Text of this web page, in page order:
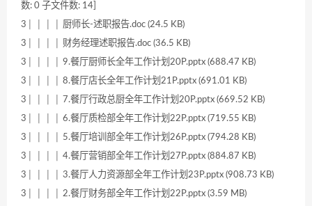
数: 0 子文件数: 14]
3│ │ │ │ 厨师长-述职报告.doc (24.5 KB)
3│ │ │ │ 财务经理述职报告.doc (36.5 KB)
3│ │ │ │ 9.餐厅厨师长全年工作计划20P.pptx (688.47 KB)
3│ │ │ │ 8.餐厅店长全年工作计划21P.pptx (691.01 KB)
3│ │ │ │ 7.餐厅行政总厨全年工作计划20P.pptx (669.52 KB)
3│ │ │ │ 6.餐厅质检部全年工作计划22P.pptx (719.55 KB)
3│ │ │ │ 5.餐厅培训部全年工作计划26P.pptx (794.28 KB)
3│ │ │ │ 4.餐厅营销部全年工作计划27P.pptx (884.87 KB)
3│ │ │ │ 3.餐厅人力资源部全年工作计划23P.pptx (908.73 KB)
3│ │ │ │ 2.餐厅财务部全年工作计划22P.pptx (3.59 MB)